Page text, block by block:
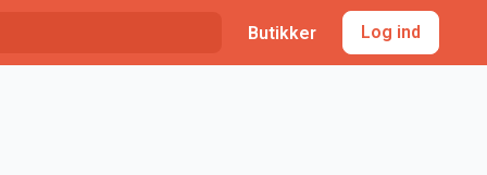
Butikker Log ind